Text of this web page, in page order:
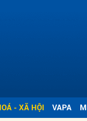
- XÃ HỘI VAPA